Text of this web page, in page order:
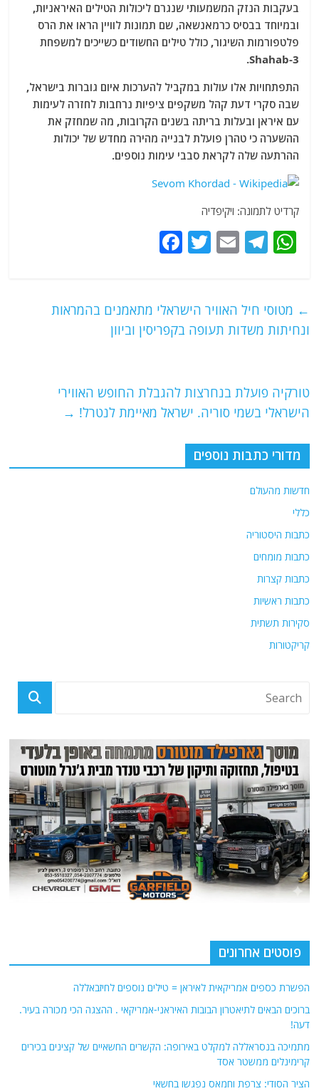
בעקבות הנזק המשמעותי שנגרם ליכולות הטילים האיראניות,
ובמיוחד בבסיס כרמאנשאה, שם תמונות לוויין הראו את הרס
פלטפורמות השיגור, כולל טילים החשודים כשייכים למשפחת
Shahab-3.
התפתחויות אלו עולות במקביל להערכות איום גוברות בישראל,
שבה סקרי דעת קהל משקפים ציפיות נרחבות לחזרה לעימות
עם איראן ובעלות בריתה בשנים הקרובות, מה שמחזק את
ההשערה כי טהרן פועלת לבנייה מהירה מחדש של יכולות
ההרתעה שלה לקראת סבבי עימות נוספים.
קרדיט לתמונה: ויקיפדיה
W
s
A
T
g
ra
E
l
T
er
e
b
k
← מטוסי חיל האוויר הישראלי מתאמנים בהמראות
ונחיתות משדות תעופה בקפריסין וביוון
טורקיה פועלת בנחרצות להגבלת החופש האווירי
הישראלי בשמי סוריה. ישראל מאיימת לנטרל! →
מדורי כתבות נוספים
חדשות מהעולם
כללי
כתבות היסטוריה
כתבות מומחים
כתבות קצרות
כתבות ראשיות
סקירות תשתית
קריקטורות
פוסטים אחרונים
הפשרת כספים אמריקאית לאיראן = טילים נוספים לחיזבאללה
ברוכים הבאים לתיאטרון הבובות האיראני-אמריקאי . ההצגה הכי מכורה בעיר.
דעה!
מתמיכה בנסראללה למקלט באירופה: הקשרים החשאיים של קצינים בכירים
קרימינלים ממשטר אסד
הציר הסודי: צרפת וחמאס נפגשו בחשאי